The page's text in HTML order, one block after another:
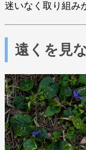
迷いなく取り組み
遠くを見